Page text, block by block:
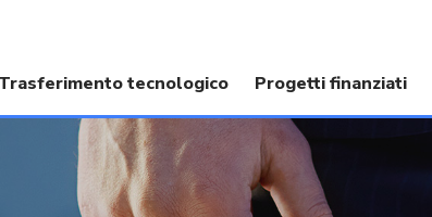
Trasferimento tecnologico Progetti finanziati